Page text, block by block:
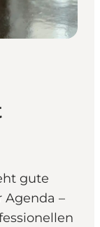
gute
Agenda –